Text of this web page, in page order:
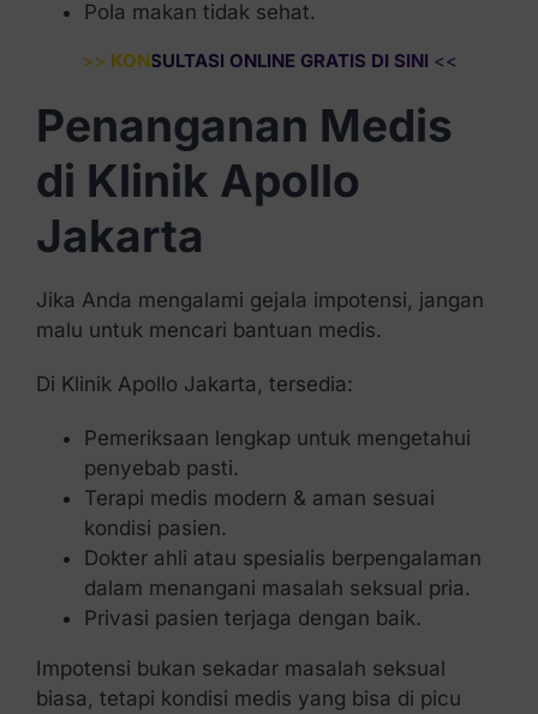
Pola makan tidak sehat.
>> KONSULTASI ONLINE GRATIS DI SINI <<
Penanganan Medis
di Klinik Apollo
Jakarta
Jika Anda mengalami gejala impotensi, jangan
malu untuk mencari bantuan medis.
Di Klinik Apollo Jakarta, tersedia:
Pemeriksaan lengkap untuk mengetahui
penyebab pasti.
Terapi medis modern & aman sesuai
kondisi pasien.
Dokter ahli atau spesialis berpengalaman
dalam menangani masalah seksual pria.
Privasi pasien terjaga dengan baik.
Impotensi bukan sekadar masalah seksual
biasa, tetapi kondisi medis yang bisa di picu